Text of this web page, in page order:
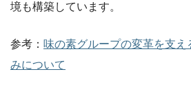
境も構築しています。
参考： 味の素グループの変革を支え
みについて